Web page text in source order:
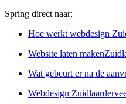
Spring direct naar:
Hoe werkt webdesign
Website laten
Wat gebeurt er na de
Webdesign